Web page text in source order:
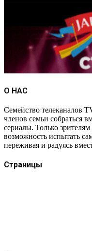
О НАС
Семейство телеканалов
членов семьи собраться
сериалы. Только
возможность испытать
переживая и радуясь
Страницы